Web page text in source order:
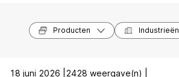
Producten Industrieën
18 juni 2026 |
2428 weergave(n) |